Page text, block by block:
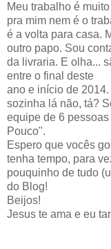
Meu trabalho é
pra mim nem é o
é a volta para casa.
outro papo. Sou
da livraria. E olha...
entre o final deste
ano e início de
sozinha lá não, tá?
equipe de 6
Pouco".
Espero que vocês
tenha tempo, para
pouquinho de tudo
do Blog!
Beijos!
Jesus te ama e eu